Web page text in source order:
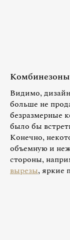
Комбинезоны
Видимо,
больше не
безразмерные
было бы
Конечно,
объемную и
стороны,
вырезы, яркие